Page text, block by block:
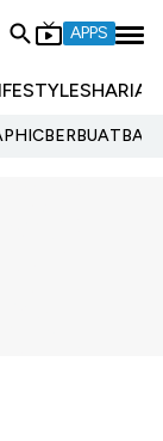
APPS
SHARIA